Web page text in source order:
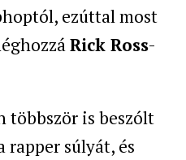
ezúttal most
Rick Ross-
többször is beszólt
rapper súlyát, és